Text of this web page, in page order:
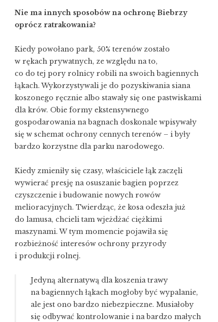
Nie ma innych sposobów na ochronę Biebrzy
oprócz ratrakowania?
Kiedy powołano park, 50% terenów zostało
w rękach prywatnych, ze względu na to,
co do tej pory rolnicy robili na swoich bagiennych
łąkach. Wykorzystywali je do pozyskiwania siana
koszonego ręcznie albo stawały się one pastwiskami
dla krów. Obie formy ekstensywnego
gospodarowania na bagnach doskonale wpisywały
się w schemat ochrony cennych terenów – i były
bardzo korzystne dla parku narodowego.
Kiedy zmieniły się czasy, właściciele łąk zaczęli
wywierać presję na osuszanie bagien poprzez
czyszczenie i budowanie nowych rowów
melioracyjnych. Twierdząc, że kosa odeszła już
do lamusa, chcieli tam wjeżdżać ciężkimi
maszynami. W tym momencie pojawiła się
rozbieżność interesów ochrony przyrody
i produkcji rolnej.
Jedyną alternatywą dla koszenia trawy
na bagiennych łąkach mogłoby być wypalanie,
ale jest ono bardzo niebezpieczne. Musiałoby
się odbywać kontrolowanie i na bardzo małych